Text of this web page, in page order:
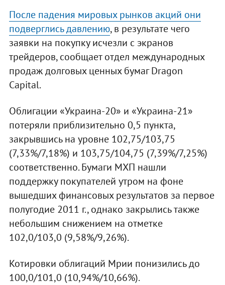
После падения мировых рынков акций они
подверглись давлению, в результате чего
заявки на покупку исчезли с экранов
трейдеров, сообщает отдел международных
продаж долговых ценных бумаг Dragon
Capital.
Облигации «Украина-20» и «Украина-21»
потеряли приблизительно 0,5 пункта,
закрывшись на уровне 102,75/103,75
(7,33%/7,18%) и 103,75/104,75 (7,39%/7,25%)
соответственно. Бумаги МХП нашли
поддержку покупателей утром на фоне
вышедших финансовых результатов за первое
полугодие 2011 г., однако закрылись также
небольшим снижением на отметке
102,0/103,0 (9,58%/9,26%).
Котировки облигаций Мрии понизились до
100,0/101,0 (10,94%/10,66%).